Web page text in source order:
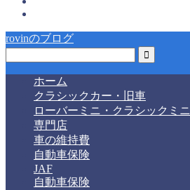
rovinのブログ
ホーム
クラシックカー・旧車
ローバーミニ・クラシックミニ
専門店
車の維持費
自動車保険
JAF
自動車保険